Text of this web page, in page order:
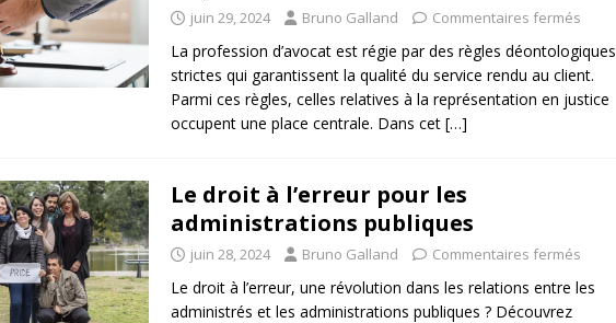
juin 29, 2024 Bruno Galland Commentaires fermés
La profession d’avocat est régie par des règles déontologiques
strictes qui garantissent la qualité du service rendu au client.
Parmi ces règles, celles relatives à la représentation en justice
occupent une place centrale. Dans cet […]
Le droit à l’erreur pour les
administrations publiques
juin 28, 2024 Bruno Galland Commentaires fermés
Le droit à l’erreur, une révolution dans les relations entre les
administrés et les administrations publiques ? Découvrez